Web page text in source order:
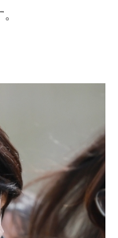
なって抗議活
増加させる ⇒ 中
」のウラで他業
て良くない。
院が『クーパ
額3兆7,000億
ばつ
代駆逐艦